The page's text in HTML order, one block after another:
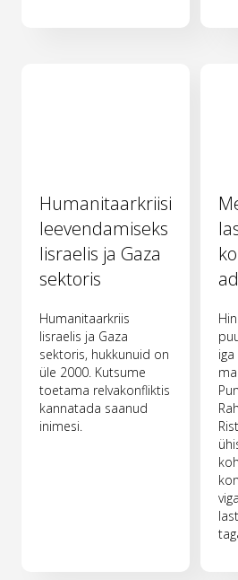
Humanitaarkriisi
leevendamiseks
Iisraelis ja Gaza
sektoris
Humanitaarkriis
Iisraelis ja Gaza
sektoris, hukkunuid on
üle 2000. Kutsume
toetama relvakonfliktis
kannatada saanud
inimesi.